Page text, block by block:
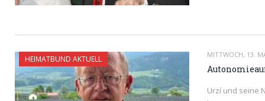
HEIMATBUND AKTUELL MITTWOCH, 13.
Urzí und seine